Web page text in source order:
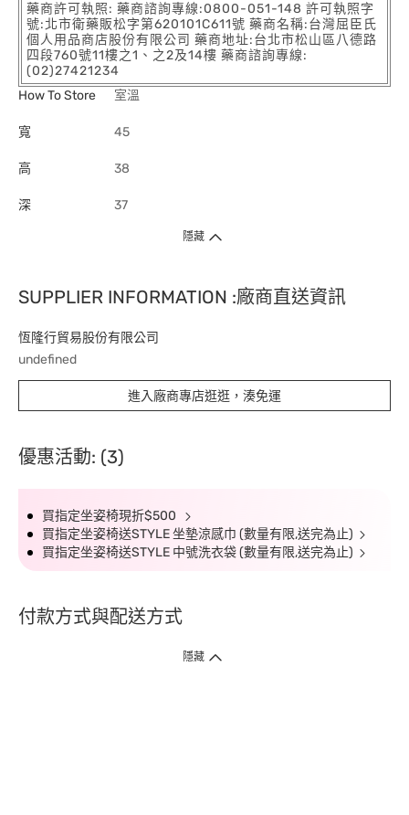
藥商許可執照: 藥商諮詢專線:0800-051-148 許可執照字
號:北市衛藥販松字第620101C611號 藥商名稱:台灣屈臣氏
個人用品商店股份有限公司 藥商地址:台北市松山區八德路
四段760號11樓之1、之2及14樓 藥商諮詢專線:
(02)27421234
How To Store
室溫
寬 45
高 38
深 37
隱藏
SUPPLIER INFORMATION :廠商直送資訊
恆隆行貿易股份有限公司
undefined
進入廠商專店逛逛，湊免運
優惠活動: (3)
買指定坐姿椅現折$500
買指定坐姿椅送STYLE 坐墊涼感巾 (數量有限,送完為止)
買指定坐姿椅送STYLE 中號洗衣袋 (數量有限,送完為止)
付款方式與配送方式
隱藏